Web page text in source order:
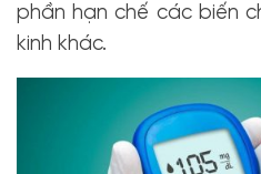
phần hạn chế các biến
kinh khác.